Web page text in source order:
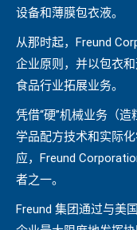
设备和薄膜包衣液。
从那时起，Freund
企业原则，并以包衣
食品行业拓展业务。
凭借“硬”机械业务（
学品配方技术和实际
应，Freund
者之一。
Freund 集团通过与美